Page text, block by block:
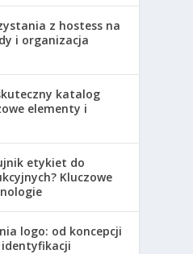
z hostess na
i organizacja
katalog
elementy i
etykiet do
Kluczowe
logo: od koncepcji